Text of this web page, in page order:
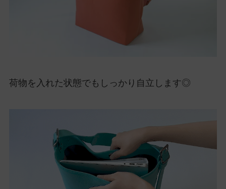
荷物を入れた状態でもしっかり自立します◎